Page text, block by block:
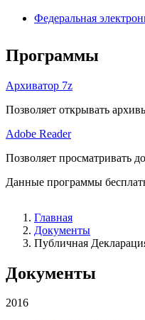
Федеральная
Программы
Архиватор 7z
Позволяет открывать
Adobe Reader
Позволяет просматривать
Данные программы
Главная
Документы
Публичная
Документы
2016